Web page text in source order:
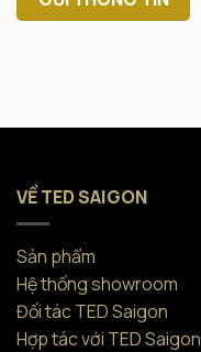
VỀ TED SAIGON
Sản phẩm
Hệ thống showroom
Đối tác TED Saigon
Hợp tác với TED Saigon